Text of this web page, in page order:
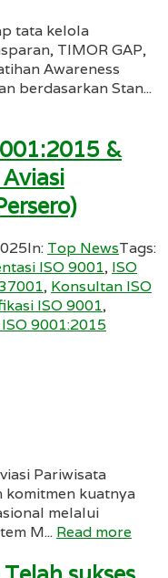
tata kelola
TIMOR GAP,
Awareness
berdasarkan Stan...
&
In: Top NewsTags:
ISO 9001, ISO
, Konsultan ISO
ISO 9001,
9001:2015
Pariwisata
komitmen kuatnya
melalui
M... Read more